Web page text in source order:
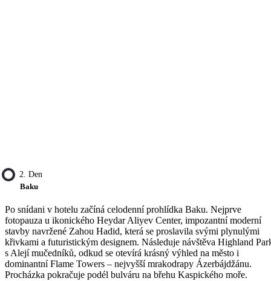
2. Den
Baku
Po snídani v hotelu začíná celodenní prohlídka Baku. Nejprve
fotopauza u ikonického Heydar Aliyev Center, impozantní moderní
stavby navržené Zahou Hadid, která se proslavila svými plynulými
křivkami a futuristickým designem. Následuje návštěva Highland
s Alejí mučedníků, odkud se otevírá krásný výhled na město i
dominantní Flame Towers – nejvyšší mrakodrapy Ázerbájdžánu.
Procházka pokračuje podél bulváru na břehu Kaspického moře.